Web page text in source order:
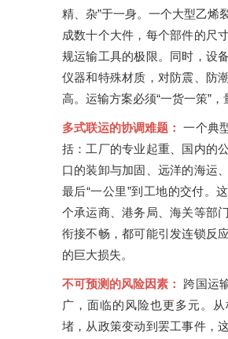
精、杂”于一身。一个大型乙烯
成数十个大件，每个部件的尺
规运输工具的极限。同时，设
仪器和特殊材质，对防震、防
高。运输方案必须“一货一策”，
多式联运的协调难题：一个典
括：工厂的专业起重、国内的
口的装卸与加固、远洋的海运
最后“一公里”到工地的交付。
个承运商、港务局、海关等部
衔接不畅，都可能引发连锁反
的巨大损失。
不可预测的风险因素： 跨国运
广，面临的风险也更多元。
堵，从政策变动到罢工事件，